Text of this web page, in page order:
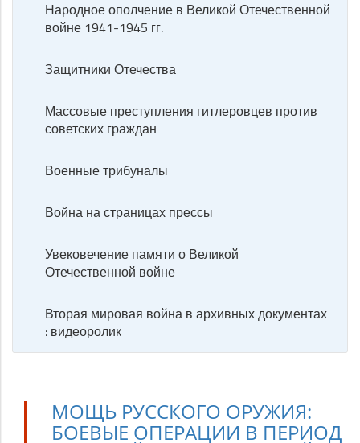
Народное ополчение в Великой Отечественной
войне 1941-1945 гг.
Защитники Отечества
Массовые преступления гитлеровцев против
советских граждан
Военные трибуналы
Война на страницах прессы
Увековечение памяти о Великой
Отечественной войне
Вторая мировая война в архивных документах
: видеоролик
МОЩЬ РУССКОГО ОРУЖИЯ:
БОЕВЫЕ ОПЕРАЦИИ В ПЕРИОД